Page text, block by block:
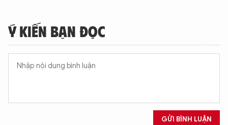
Ý KIẾN BẠN ĐỌC
GỬI BÌNH LUẬN